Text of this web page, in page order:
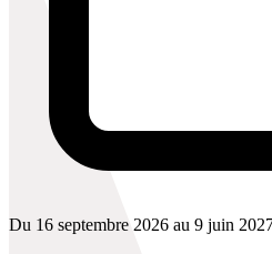
Du 16 septembre 2026 au 9 juin